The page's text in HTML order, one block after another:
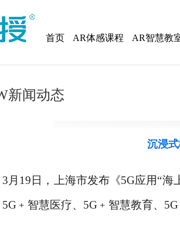
首页 AR体感课程 AR智慧教
新闻动态
沉浸
3月19日，上海市发布《5G应用“
5G﹢智慧医疗、5G﹢智慧教育、